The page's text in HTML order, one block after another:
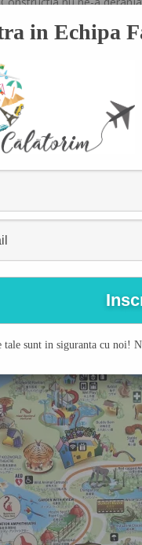
pentru ca voiam sa
cele doua gradini. Poti
pe harta si sa le
are un mic trenulet
in Echipa
tale sunt in siguranta cu noi!